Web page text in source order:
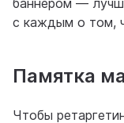
баннером —
с каждым о том,
Памятка
Чтобы